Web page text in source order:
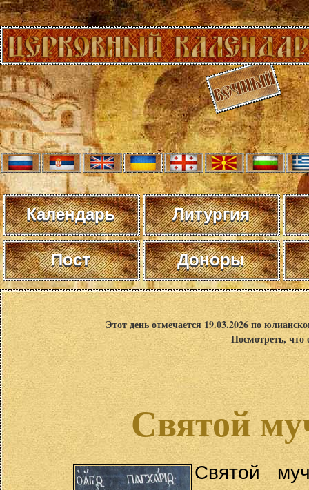
Календарь Литургия
Пост Доноры
Этот день отмечается 19.03.2026 по
Посмотреть,
Святой
Святой